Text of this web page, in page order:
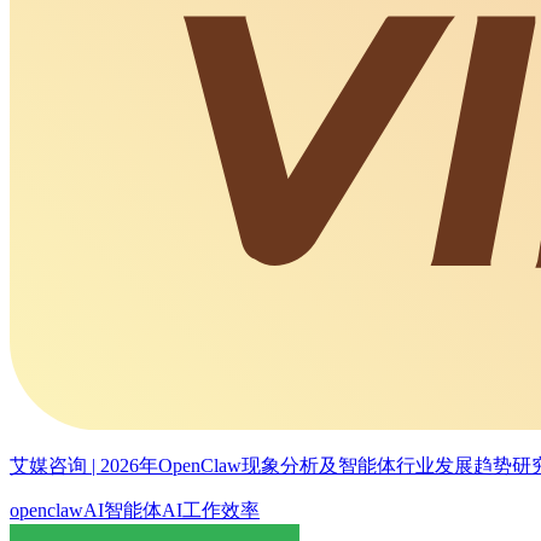
艾媒咨询 | 2026年OpenClaw现象分析及智能体行业发展趋势研
openclawAI智能体AI工作效率